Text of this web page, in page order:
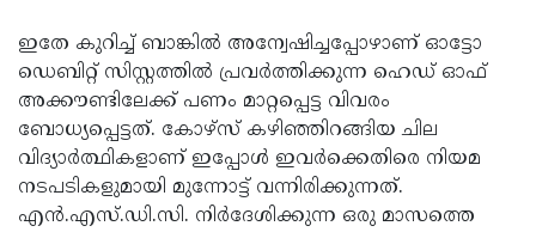
ഇതേ കുറിച്ച് ബാങ്കില്‍ അന്വേഷിച്ചപ്പോഴാണ് ഓട്ടോ
ഡെബിറ്റ് സിസ്റ്റത്തില്‍ പ്രവര്‍ത്തിക്കുന്ന ഹെഡ് ഓഫ്
അക്കൗണ്ടിലേക്ക് പണം മാറ്റപ്പെട്ട വിവരം
ബോധ്യപ്പെട്ടത്. കോഴ്‌സ് കഴിഞ്ഞിറങ്ങിയ ചില
വിദ്യാര്‍ത്ഥികളാണ് ഇപ്പോള്‍ ഇവര്‍ക്കെതിരെ നിയമ
നടപടികളുമായി മുന്നോട്ട് വന്നിരിക്കുന്നത്.
എന്‍.എസ്.ഡി.സി. നിര്‍ദേശിക്കുന്ന ഒരു മാസത്തെ